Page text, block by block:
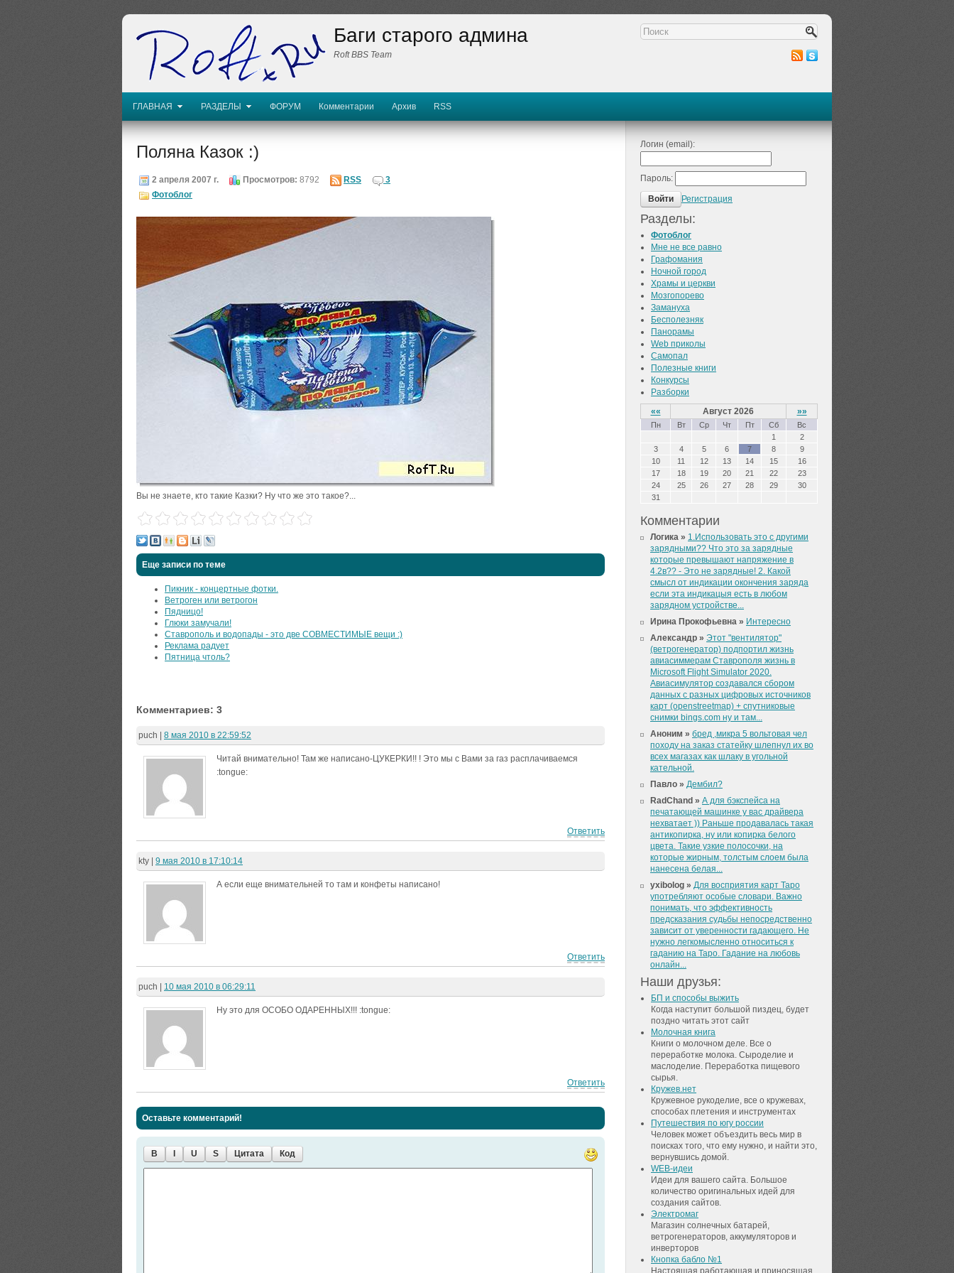
Баги старого админа
Roft BBS Team
ГЛАВНАЯ РАЗДЕЛЫ ФОРУМ Комментарии Архив RSS
Поляна Казок :)
2 апреля 2007 г. Просмотров: 8792 RSS
3
Фотоблог
Вы не знаете, кто такие Казки? Ну что же это такое?...
Еще записи по теме
Пикник - концертные фотки.
Ветроген или ветрогон
Пядницо!
Глюки замучали!
Ставрополь и водопады - это две СОВМЕСТИМЫЕ вещи :)
Реклама радует
Пятница чтоль?
Комментариев: 3
puch 8 мая 2010 в 22:59:52
Читай внимательно! Там же написано-ЦУКЕРКИ!! ! Это мы с Вами за газ расплачиваемся
:tongue:
Ответить
kty 9 мая 2010 в 17:10:14
А если еще внимательней то там и конфеты написано!
Ответить
puch 10 мая 2010 в 06:29:11
Ну это для ОСОБО ОДАРЕННЫХ!!! :tongue:
Ответить
Оставьте комментарий!
B U S Цитата Код
Логин (email):
Пароль:
Войти Регистрация
Разделы:
Фотоблог
Мне не все равно
Графомания
Ночной город
Храмы и церкви
Мозгопорево
Замануха
Бесполезняк
Панорамы
Web приколы
Самопал
Полезные книги
Конкурсы
Разборки
««
Август 2026 »»
Пн Вт Ср Чт Пт Сб
Вс
1
2
3
4 5 6 7 8
9
10
11 12 13 14 15
16
17
18 19 20 21 22
23
24
25 26 27 28 29
30
31
Комментарии
Логика » 1.Использовать это с другими
зарядными?? Что это за зарядные
которые превышают напряжение в
4.2в?? - Это не зарядные! 2. Какой
смысл от индикации окончения заряда
если эта индикацыя есть в любом
зарядном устройстве...
Ирина Прокофьевна » Интересно
Александр » Этот "вентилятор"
(ветрогенератор) подпортил жизнь
авиасиммерам Ставрополя жизнь в
Microsoft Flight Simulator 2020.
Авиасимулятор создавался сбором
данных с разных цифровых источников
карт (openstreetmap) + спутниковые
снимки bings.com ну и там...
Аноним » бред ,микра 5 вольтовая чел
походу на заказ статейку шлепнул их во
всех магазах как шлаку в угольной
кательной.
Павло » Дембил?
RadChand » А для бэкспейса на
печатающей машинке у вас драйвера
нехватает )) Раньше продавалась такая
антикопирка, ну или копирка белого
цвета. Такие узкие полосочки, на
которые жирным, толстым слоем была
нанесена белая...
yxibolog » Для восприятия карт Таро
употребляют особые словари. Важно
понимать, что эффективность
предсказания судьбы непосредственно
зависит от уверенности гадающего. Не
нужно легкомысленно относиться к
гаданию на Таро. Гадание на любовь
онлайн...
Наши друзья:
БП и способы выжить
Когда наступит большой пиздец, будет
поздно читать этот сайт
Молочная книга
Книги о молочном деле. Все о
переработке молока. Сыроделие и
маслоделие. Переработка пищевого
сырья.
Кружев.нет
Кружевное рукоделие, все о кружевах,
способах плетения и инструментах
Путешествия по югу россии
Человек может объездить весь мир в
поисках того, что ему нужно, и найти это,
вернувшись домой.
WEB-идеи
Идеи для вашего сайта. Большое
количество оригинальных идей для
создания сайтов.
Электромаг
Магазин солнечных батарей,
ветрогенераторов, аккумуляторов и
инверторов
Кнопка бабло №1
Настоящая работающая и приносящая